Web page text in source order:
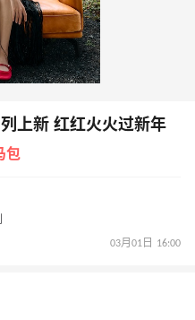
上新 红红火火过新年
包
03月01日 16:00